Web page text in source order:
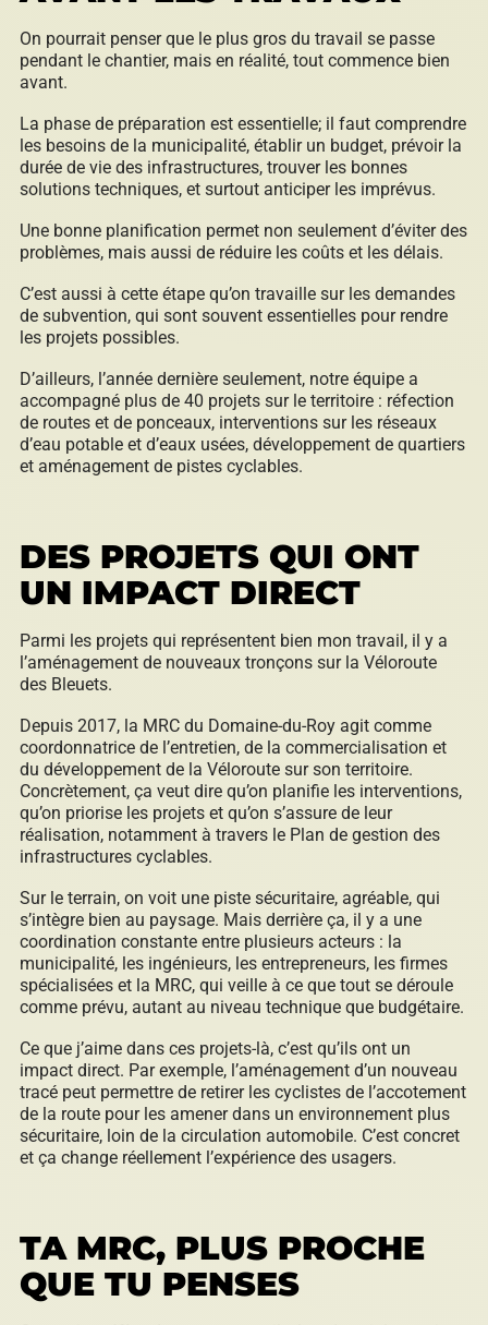
On pourrait penser que le plus gros du travail se passe
pendant le chantier, mais en réalité, tout commence bien
avant.
La phase de préparation est essentielle; il faut comprendre
les besoins de la municipalité, établir un budget, prévoir la
durée de vie des infrastructures, trouver les bonnes
solutions techniques, et surtout anticiper les imprévus.
Une bonne planification permet non seulement d’éviter des
problèmes, mais aussi de réduire les coûts et les délais.
C’est aussi à cette étape qu’on travaille sur les demandes
de subvention, qui sont souvent essentielles pour rendre
les projets possibles.
D’ailleurs, l’année dernière seulement, notre équipe a
accompagné plus de 40 projets sur le territoire : réfection
de routes et de ponceaux, interventions sur les réseaux
d’eau potable et d’eaux usées, développement de quartiers
et aménagement de pistes cyclables.
DES PROJETS QUI ONT
UN IMPACT DIRECT
Parmi les projets qui représentent bien mon travail, il y a
l’aménagement de nouveaux tronçons sur la Véloroute
des Bleuets.
Depuis 2017, la MRC du Domaine-du-Roy agit comme
coordonnatrice de l’entretien, de la commercialisation et
du développement de la Véloroute sur son territoire.
Concrètement, ça veut dire qu’on planifie les interventions,
qu’on priorise les projets et qu’on s’assure de leur
réalisation, notamment à travers le Plan de gestion des
infrastructures cyclables.
Sur le terrain, on voit une piste sécuritaire, agréable, qui
s’intègre bien au paysage. Mais derrière ça, il y a une
coordination constante entre plusieurs acteurs : la
municipalité, les ingénieurs, les entrepreneurs, les firmes
spécialisées et la MRC, qui veille à ce que tout se déroule
comme prévu, autant au niveau technique que budgétaire.
Ce que j’aime dans ces projets-là, c’est qu’ils ont un
impact direct. Par exemple, l’aménagement d’un nouveau
tracé peut permettre de retirer les cyclistes de l’accotement
de la route pour les amener dans un environnement plus
sécuritaire, loin de la circulation automobile. C’est concret
et ça change réellement l’expérience des usagers.
TA MRC, PLUS PROCHE
QUE TU PENSES